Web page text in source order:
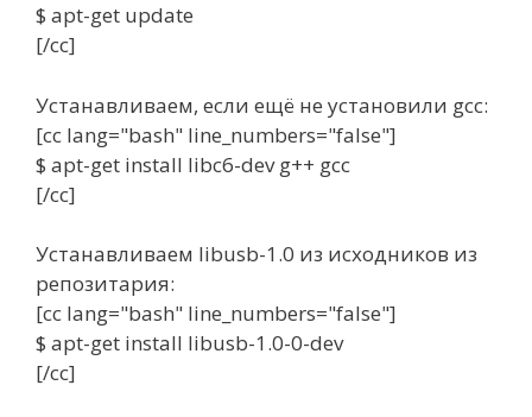
$ apt-get update
[/cc]
Устанавливаем, если ещё не установили gcc:
[cc lang="bash" line_numbers="false"]
$ apt-get install libc6-dev g++ gcc
[/cc]
Устанавливаем libusb-1.0 из исходников из
репозитария:
[cc lang="bash" line_numbers="false"]
$ apt-get install libusb-1.0-0-dev
[/cc]